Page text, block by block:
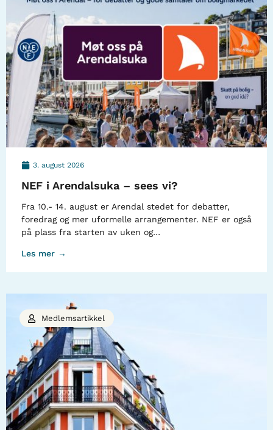
3. august 2026
NEF i Arendalsuka – sees vi?
Fra 10.- 14. august er Arendal stedet for debatter,
foredrag og mer uformelle arrangementer. NEF er også
på plass fra starten av uken og…
Les mer →
Medlemsartikkel